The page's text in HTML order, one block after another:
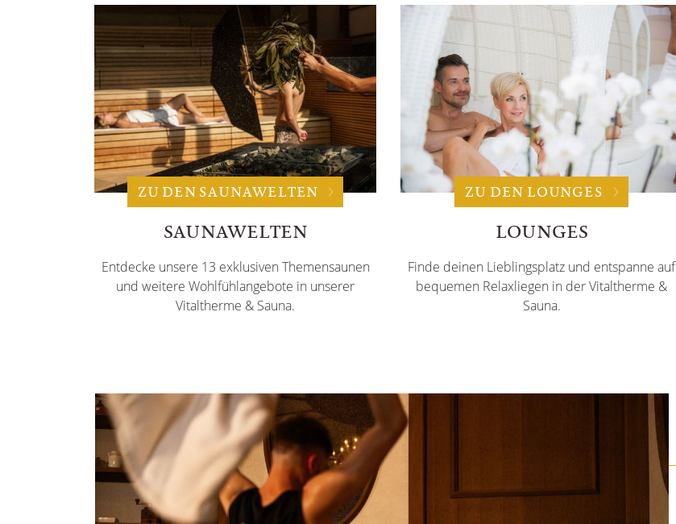
ZU DEN SAUNAWELTEN
SAUNAWELTEN
Entdecke unsere 13 exklusiven Themensaunen
und weitere Wohlfühlangebote in unserer
Vitaltherme & Sauna.
ZU DEN LOUNGES
LOUNGES
Finde deinen Lieblingsplatz und entspanne auf
bequemen Relaxliegen in der Vitaltherme &
Sauna.